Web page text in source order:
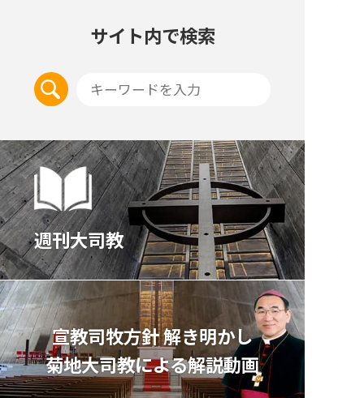
サイト内で検索
週刊大司教
宣教司牧⽅針 解き明かし
菊地⼤司教による解説動画